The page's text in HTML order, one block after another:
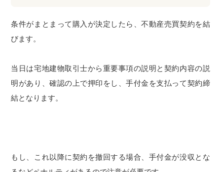
条件がまとまって購入が決定したら、不動産売買契約を結
びます。
当日は宅地建物取引士から重要事項の説明と契約内容の説
明があり、確認の上で押印をし、手付金を支払って契約締
結となります。
もし、これ以降に契約を撤回する場合、手付金が没収とな